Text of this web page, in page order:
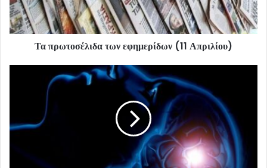
Τα πρωτοσέλιδα των εφημερίδων (11 Απριλίου)